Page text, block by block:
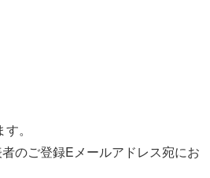
。
のご登録Eメールアドレス宛にお